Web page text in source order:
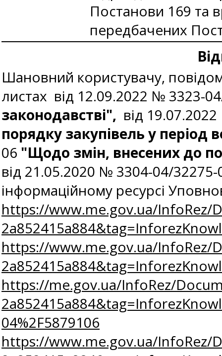
Постанови 169 та
передбачених
Шановний користувачу,
листах від 12.09.2022 № 3323-
законодавстві", від
порядку закупівель у період
06 "Щодо змін, внесених до
від 21.05.2020 № 3304-04/
інформаційному ресурсі
https://www.me.gov.ua/InfoRez/
https://www.me.gov.ua/InfoRez/
https://me.gov.ua/InfoRez/
04%2F5879106
https://www.me.gov.ua/InfoRez/